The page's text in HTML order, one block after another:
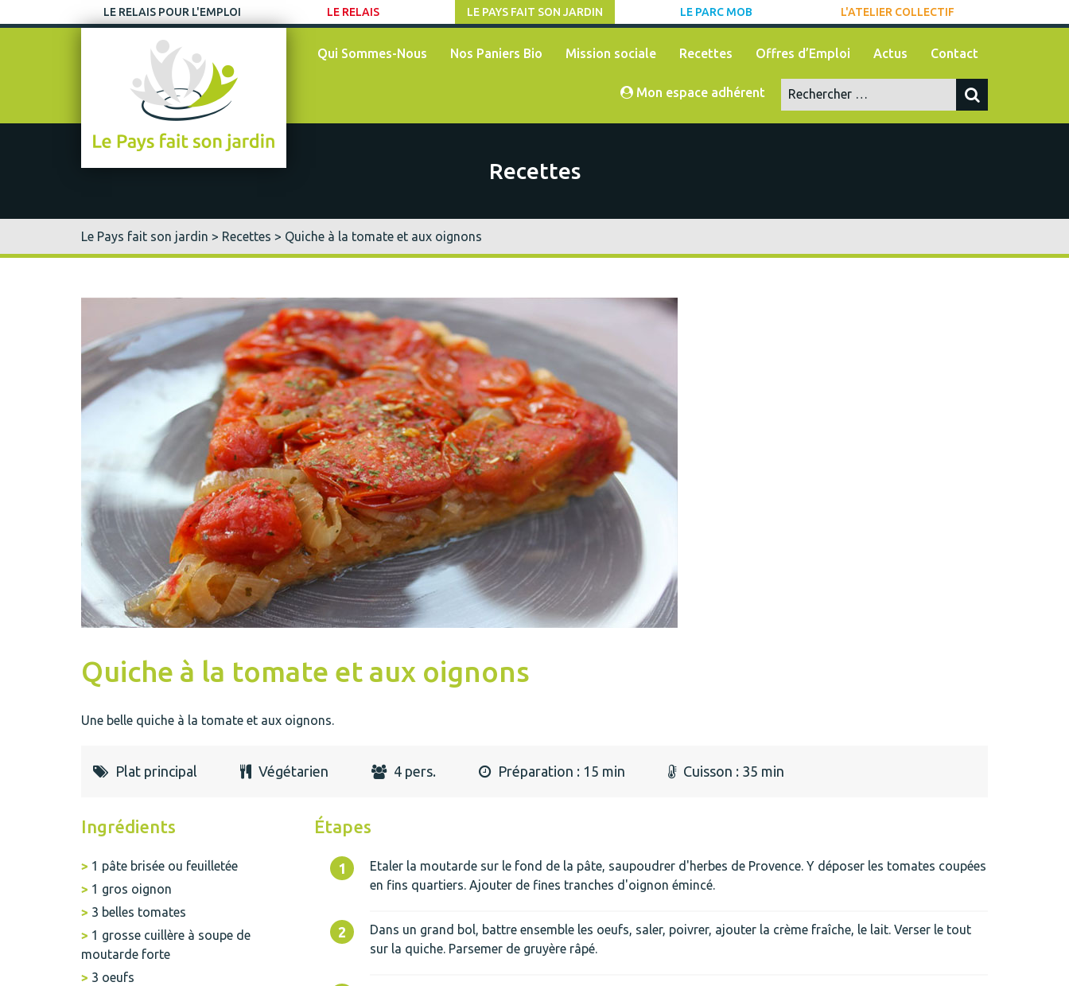
LE RELAIS POUR L'EMPLOI LE RELAIS LE PAYS FAIT SON JARDIN LE PARC MOB L'ATELIER COLLECTIF
Qui Sommes-Nous Nos Paniers Bio Mission sociale Recettes Offres d’Emploi Actus Contact
Mon espace adhérent
Recettes
Le Pays fait son jardin > Recettes > Quiche à la tomate et aux oignons
Quiche à la tomate et aux oignons
Une belle quiche à la tomate et aux oignons.
Plat principal Végétarien 4 pers. Préparation : 15 min Cuisson : 35 min
Ingrédients
1 pâte brisée ou feuilletée
1 gros oignon
3 belles tomates
1 grosse cuillère à soupe de
moutarde forte
3 oeufs
Étapes
Etaler la moutarde sur le fond de la pâte, saupoudrer d'herbes de Provence. Y déposer les tomates coupées
en fins quartiers. Ajouter de fines tranches d'oignon émincé.
Dans un grand bol, battre ensemble les oeufs, saler, poivrer, ajouter la crème fraîche, le lait. Verser le tout
sur la quiche. Parsemer de gruyère râpé.